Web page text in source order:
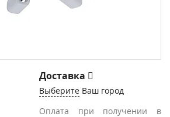
Доставка
Выберите Ваш город
Оплата при получении в